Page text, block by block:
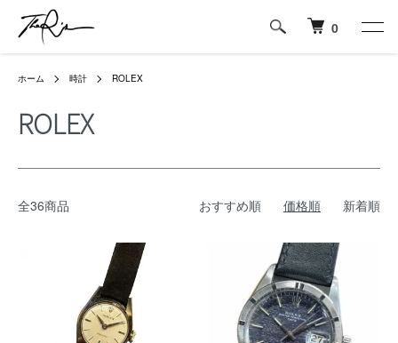
0
ホーム 時計 ROLEX
ROLEX
全36商品 おすすめ順 価格順 新着順